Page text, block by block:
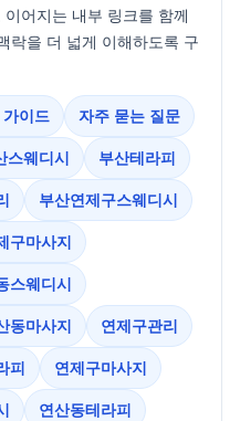
어지는 내부 링크를 함께
락을 더 넓게 이해하도록 구
이드
자주 묻는 질문
스웨디시
부산테라피
부산연제구스웨디시
구마사지
스웨디시
동마사지
연제구관리
피
연제구마사지
연산동테라피